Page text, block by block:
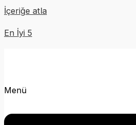
İçeriğe atla
En İyi 5
Menü